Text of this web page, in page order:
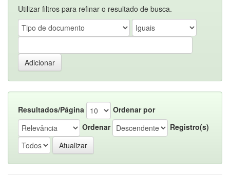
Utilizar filtros para refinar o resultado de busca.
Resultados/Página
Ordenar por
Ordenar
Registro(s)